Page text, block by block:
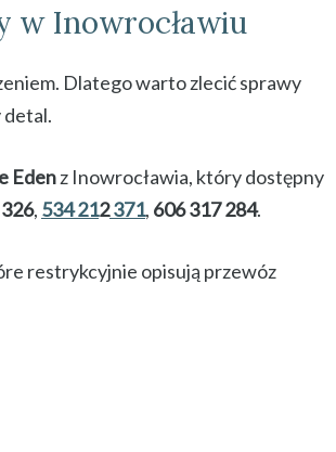
w Inowrocławiu
Dlatego warto zlecić sprawy
detal.
Edenz Inowrocławia, który dostępny
, 534 212371, 606 317 284.
restrykcyjnie opisują przewóz